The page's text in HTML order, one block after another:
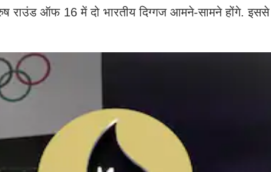
ऑफ 16 में दो भारतीय दिग्गज आमने-सामने होंगे.